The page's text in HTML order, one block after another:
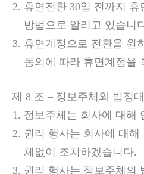
휴면전환 30일 전까지
방법으로 알리고 있습니
휴면계정으로 전환을 원
동의에 따라 휴면계정을
제 8 조 – 정보주체와 법정
정보주체는 회사에 대해
권리 행사는 회사에 대
체없이 조치하겠습니다.
권리 행사는 정보주체의